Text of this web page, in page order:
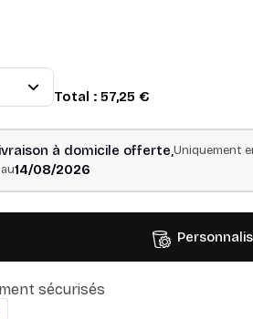
Total : 57,25 €
à domicile offerte,Uniquement
14/08/2026
sécurisés